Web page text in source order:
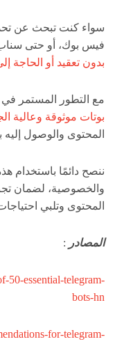
سواء كنت تبحث عن
فيس بوك، أو حتى
بدون تعقيد أو الحاجة
مع التطور المستمر
بوتات موثوقة وعالية
المحتوى والوصول إليه
ننصح دائمًا باستخدام
والخصوصية، لضمان
المحتوى وتلبي
المصادر :
50-essential-telegram-
bots-hn
for-telegram-